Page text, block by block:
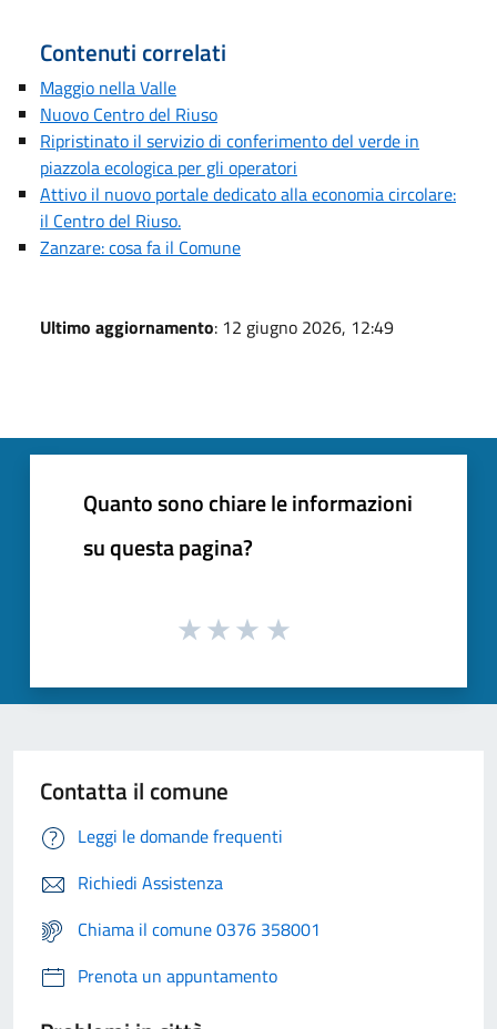
Contenuti correlati
Maggio nella Valle
Nuovo Centro del Riuso
Ripristinato il servizio di conferimento del verde in
piazzola ecologica per gli operatori
Attivo il nuovo portale dedicato alla economia circolare:
il Centro del Riuso.
Zanzare: cosa fa il Comune
Ultimo aggiornamento: 12 giugno 2026, 12:49
Quanto sono chiare le informazioni
su questa pagina?
Contatta il comune
Leggi le domande frequenti
Richiedi Assistenza
Chiama il comune 0376 358001
Prenota un appuntamento